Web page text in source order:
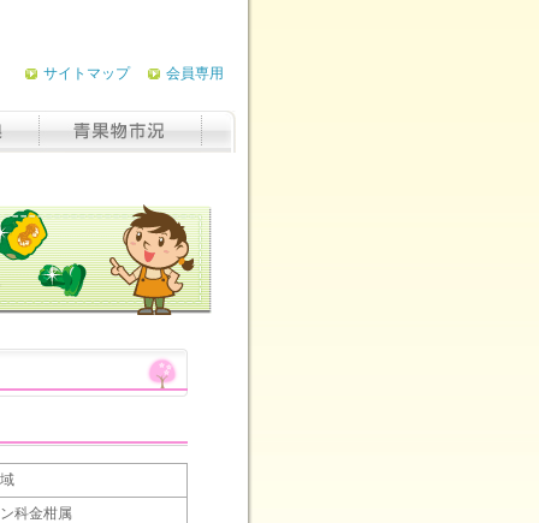
会員専用
サイトマップ
科金柑属